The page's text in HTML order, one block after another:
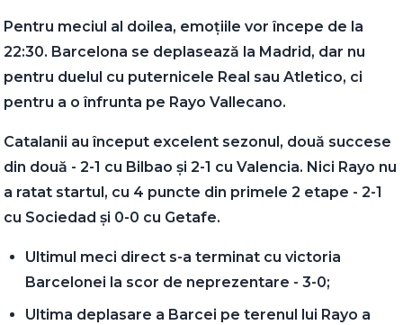
Pentru meciul al doilea, emoțiile vor începe de la
22:30. Barcelona se deplasează la Madrid, dar nu
pentru duelul cu puternicele Real sau Atletico, ci
pentru a o înfrunta pe Rayo Vallecano.
Catalanii au început excelent sezonul, două succese
din două - 2-1 cu Bilbao și 2-1 cu Valencia. Nici Rayo nu
a ratat startul, cu 4 puncte din primele 2 etape - 2-1
cu Sociedad și 0-0 cu Getafe.
Ultimul meci direct s-a terminat cu victoria
Barcelonei la scor de neprezentare - 3-0;
Ultima deplasare a Barcei pe terenul lui Rayo a